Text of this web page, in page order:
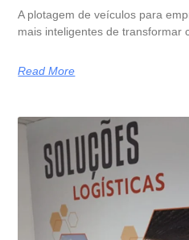
A plotagem de veículos para
mais inteligentes de transformar
Read More